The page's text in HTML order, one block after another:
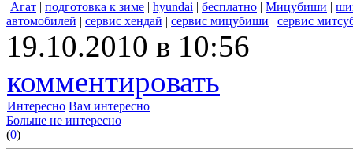
Агат | подготовка к зиме | hyundai | бесплатно | Мицубиши |
автомобилей | сервис хендай | сервис мицубиши | сервис
19.10.2010 в 10:56
комментировать
Интересно Вам интересно
Больше не интересно
(0)